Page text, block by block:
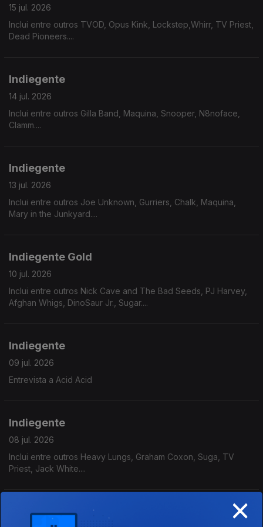
15 jul. 2026
Inclui entre outros TVOD, Opus Kink, Lockstep,Whirr, TV Priest,
Dead Pioneers....
Indiegente
14 jul. 2026
Inclui entre outros Gilla Band, Maquina, Snooper, N8noface,
Clamm....
Indiegente
13 jul. 2026
Inclui entre outros Joe Unknown, Gurriers, Chalk, Maquina,
Mary in the Junkyard....
Indiegente Gold
10 jul. 2026
Inclui entre outros Nick Cave and The Bad Seeds, PJ Harvey,
Afghan Whigs, DinoSaur Jr., Sugar....
Indiegente
09 jul. 2026
Entrevista a Acid Acid
Indiegente
08 jul. 2026
Inclui entre outros Heavy Lungs, Graham Coxon, Suga, TV
Priest, Jack White....
Indiegente ×